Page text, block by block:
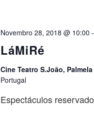
LáMiRé
Novembro 28, 2018 @ 10:00 -
Cine Teatro S.João, Palmela
Portugal
Espectáculos